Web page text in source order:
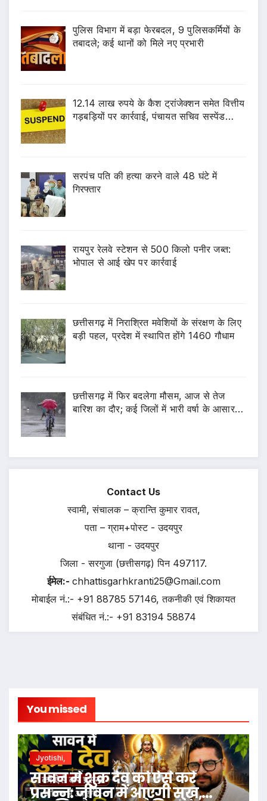
पुलिस विभाग में बड़ा फेरबदल, 9 पुलिसकर्मियों के
तबादले; कई थानों को मिले नए प्रभारी
12.14 लाख रुपये के कैश ट्रांजेक्शन समेत वित्तीय
गड़बड़ियों पर कार्रवाई, पंचायत सचिव सस्पेंड…
सरपंच पति की हत्या करने वाले 48 घंटे में
गिरफ्तार
रायपुर रेलवे स्टेशन से 500 किलो पनीर जब्त:
भोपाल से आई खेप पर कार्रवाई
छत्तीसगढ़ में निराश्रित मवेशियों के संरक्षण के लिए
बड़ी पहल, प्रदेश में स्थापित होंगे 1460 गौधाम
छत्तीसगढ़ में फिर बदलेगा मौसम, आज से तेज
बारिश का दौर; कई जिलों में भारी वर्षा के आसार…
Contact Us
स्वामी, संचालक – क्रान्ति कुमार रावत,
पता – ग्राम+पोस्ट - उदयपुर
थाना - उदयपुर
जिला - सरगुजा (छत्तीसगढ़) पिन 497117.
ईमेल:- chhattisgarhkranti25@Gmail.com
मोबाईल नं.:- +91 88785 57146, तकनीकी एवं शिकायत
संबंधित नं.:- +91 83194 58874
You missed
Jyotishi,
सावन में शुक्र देव को ऐसे करें
प्रसन्न: जीवन में आएगी सुख,